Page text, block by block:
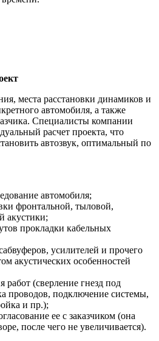
места расстановки динамиков и
автомобиля, а также
Специалисты компании
расчет проекта, что
автозвук, оптимальный по
автомобиля;
фронтальной, тыловой,
акустики;
прокладки кабельных
усилителей и прочего
акустических особенностей
работ (сверление гнезд под
проводов, подключение системы,
и пр.);
ее с заказчиком (она
после чего не увеличивается).